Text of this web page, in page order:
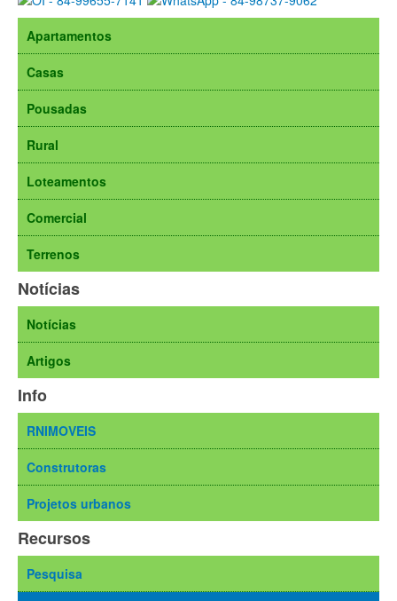
Apartamentos
Casas
Pousadas
Rural
Loteamentos
Comercial
Terrenos
Notícias
Notícias
Artigos
Info
RNIMOVEIS
Construtoras
Projetos urbanos
Recursos
Pesquisa